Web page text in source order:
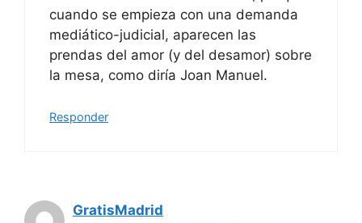
cuando se empieza con una demanda
mediático-judicial, aparecen las
prendas del amor (y del desamor) sobre
la mesa, como diría Joan Manuel.
Responder
GratisMadrid